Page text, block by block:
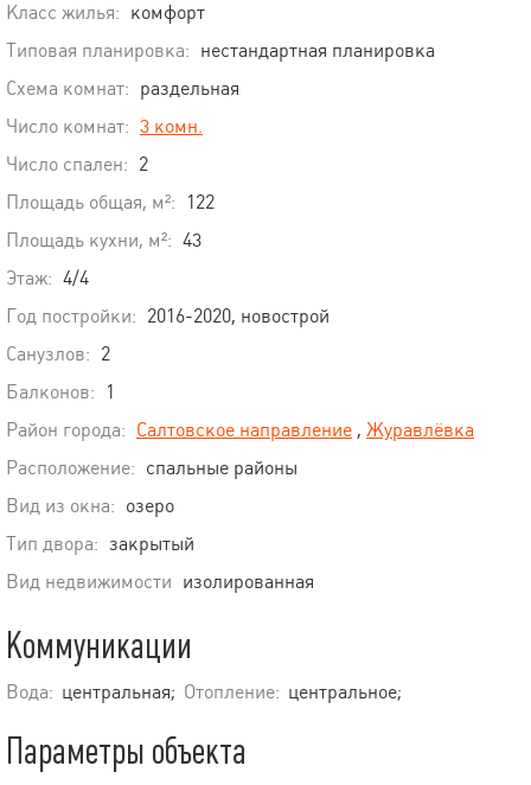
Класс жилья: комфорт
Типовая планировка: нестандартная планировка
Схема комнат: раздельная
Число комнат: 3 комн.
Число спален: 2
Площадь общая, м²:
122
Площадь кухни, м²: 43
Этаж: 4/4
Год постройки: 2016-2020, новострой
Санузлов: 2
Балконов:
1
Район города: Салтовское направление , Журавлёвка
Расположение: спальные районы
Вид из окна: озеро
Тип двора: закрытый
Вид недвижимости изолированная
Коммуникации
Вода: центральная; Отопление: центральное;
Параметры объекта